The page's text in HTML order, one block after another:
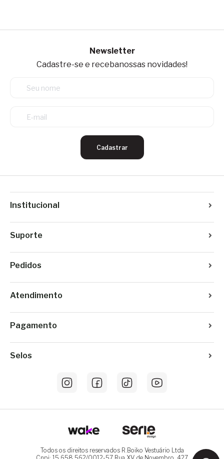
Newsletter
Cadastre-se e recebanossas novidades!
Cadastrar
Institucional
Suporte
Pedidos
Atendimento
Pagamento
Selos
Todos os direitos reservados R.Boiko Vestuário Ltda